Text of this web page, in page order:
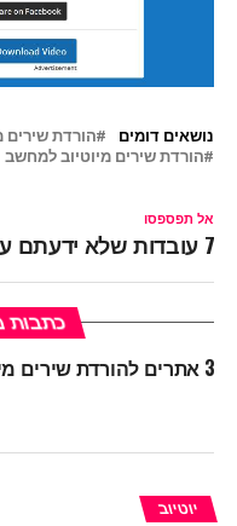
נושאים דומים הורדת שירים
הורדת שירים מיוטיוב למחשב
אל תפספסו
7 עובדות שלא ידעתם על יוטיוב
כתבות
3 אתרים להורדת שירים מיוטיוב למחשב
יוטיוב